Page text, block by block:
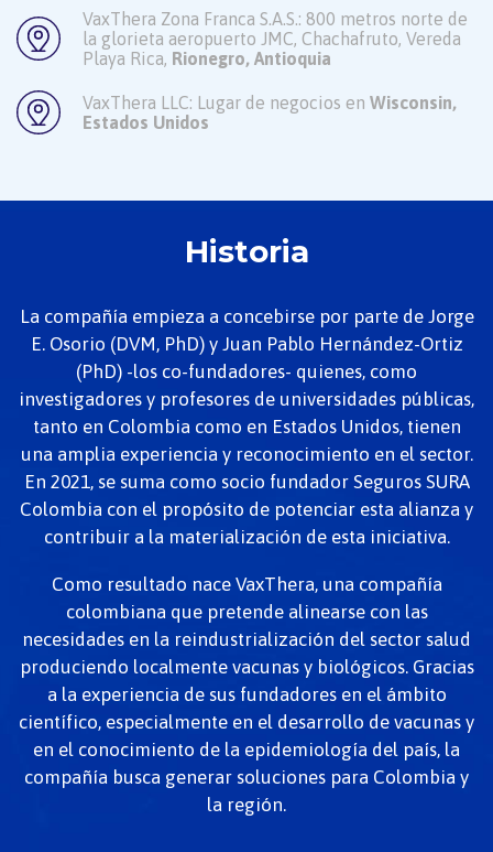
VaxThera Zona Franca S.A.S.: 800 metros norte de
la glorieta aeropuerto JMC, Chachafruto, Vereda
Playa Rica, Rionegro, Antioquia
VaxThera LLC: Lugar de negocios en Wisconsin,
Estados Unidos
Historia
La compañía empieza a concebirse por parte de Jorge
E. Osorio (DVM, PhD) y Juan Pablo Hernández-Ortiz
(PhD) -los co-fundadores- quienes, como
investigadores y profesores de universidades públicas,
tanto en Colombia como en Estados Unidos, tienen
una amplia experiencia y reconocimiento en el sector.
En 2021, se suma como socio fundador Seguros SURA
Colombia con el propósito de potenciar esta alianza y
contribuir a la materialización de esta iniciativa.
Como resultado nace VaxThera, una compañía
colombiana que pretende alinearse con las
necesidades en la reindustrialización del sector salud
produciendo localmente vacunas y biológicos. Gracias
a la experiencia de sus fundadores en el ámbito
científico, especialmente en el desarrollo de vacunas y
en el conocimiento de la epidemiología del país, la
compañía busca generar soluciones para Colombia y
la región.